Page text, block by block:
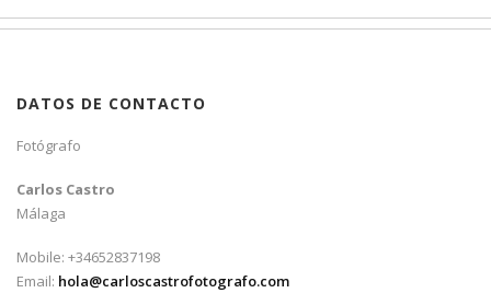
DATOS DE CONTACTO
Fotógrafo
Carlos Castro
Málaga
Mobile: +34652837198
Email: hola@carloscastrofotografo.com